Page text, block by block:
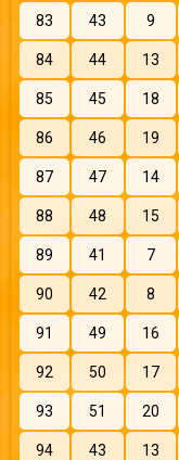
83
43 9
84
44 13
85
45 18
86
46 19
87
47 14
88
48 15
89
41 7
90
42 8
91
49 16
92
50 17
93
51 20
94
43 13